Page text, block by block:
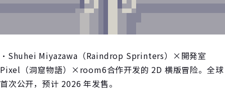
・Shuhei Miyazawa（Raindrop Sprinters）×開発室
Pixel（洞窟物語）×room6合作开发的 2D 横版冒险。全球
首次公开，预计 2026 年发售。